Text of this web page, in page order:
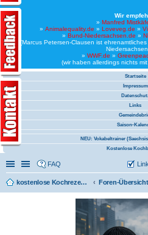
Wir
» Manfred
» Animalequality.de » Loveveg.de »
» Bund-Niedersachsen.de »
(Marcus Petersen-Clausen ist
» WWF.de »
(wir haben allerdings nichts
Startseite
Impressum
Links
Saison-
NEU: Vokabeltrainer
Kostenlose
Schnellzugriff
Linkliste
FAQ
kostenlose Kochrezepte und kostenlose Kochbücher Foren-Übersicht